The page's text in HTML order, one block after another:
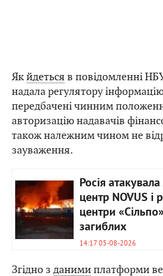
Якйдеться в повідомленні
надала регулятору
передбачені чинним
авторизацію надавачів
також належним чином не
зауваження.
Росія
центр NOVUS і
центри
загиблих
14:17 05-08-2026
Згідно з данимиплатформи